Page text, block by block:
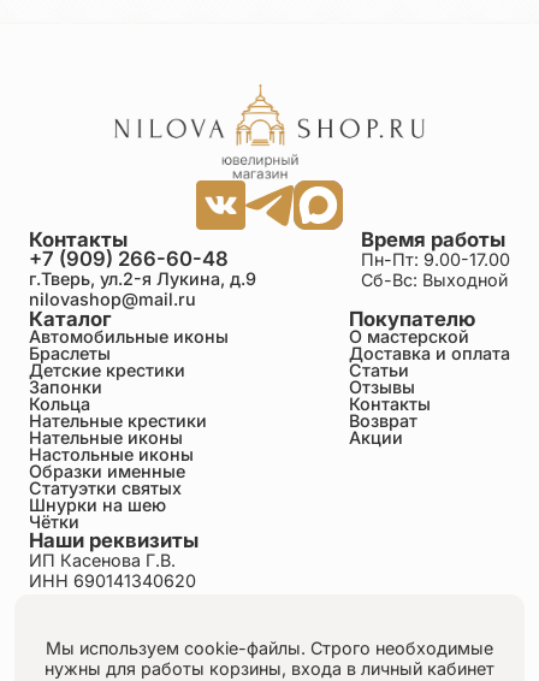
Каталог
Автомобильные иконы
Браслеты
Детские крестики
Запонки
Кольца
Нательные крестики
Нательные иконы
Настольные иконы
Образки именные
Статуэтки святых
Шнурки на шею
Чётки
Покупателю
О мастерской
Доставка и оплата
Статьи
Отзывы
Контакты
Возврат
Акции
Время работы
Пн-Пт: 9.00-17.00
Сб-Вс: Выходной
Контакты
+7 (909) 266-60-48
г.Тверь, ул.2-я Лукина, д.9
nilovashop@mail.ru
Наши реквизиты
ИП Касенова Г.В.
ИНН 690141340620
Пользовательское соглашение
Публичная оферта
Мы используем cookie-файлы. Строго необходимые
нужны для работы корзины, входа в личный кабинет